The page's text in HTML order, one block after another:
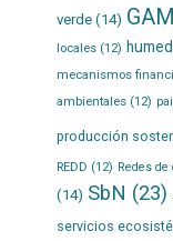
verde(14) GAM
locales(12)
mecanismos
ambientales(12)
producción
REDD (12) Redes de
(14) SbN (23)
servicios